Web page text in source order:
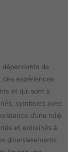
de
des expériences
et qui sont à
symboles avec
d’une telle
et entraînés à
divertissements